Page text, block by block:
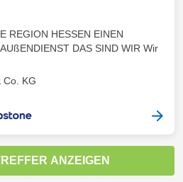
REGION HESSEN EINEN
DAS SIND WIR Wir
Co. KG
ANZEIGEN